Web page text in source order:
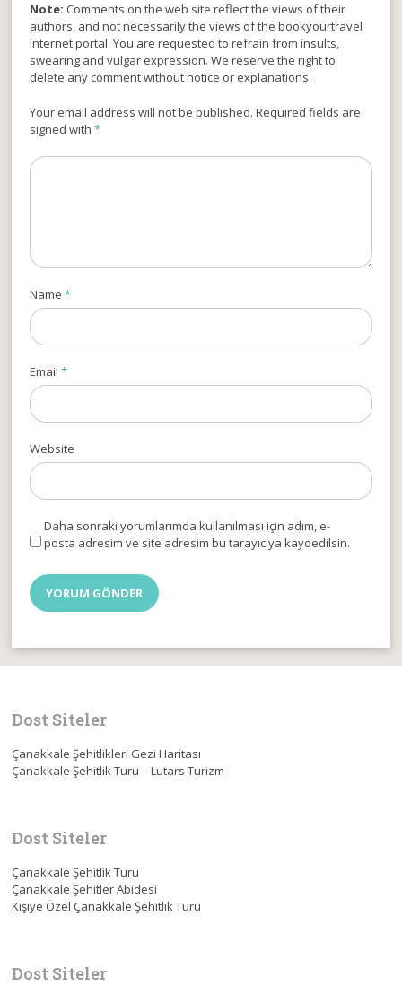
Note: Comments on the web site reflect the views of their
authors, and not necessarily the views of the bookyourtravel
internet portal. You are requested to refrain from insults,
swearing and vulgar expression. We reserve the right to
delete any comment without notice or explanations.
Your email address will not be published. Required fields are
signed with*
Name*
Email*
Website
Daha sonraki yorumlarımda kullanılması için adım, e-
posta adresim ve site adresim bu tarayıcıya kaydedilsin.
Dost Siteler
Çanakkale Şehitlikleri Gezi Haritası
Çanakkale Şehitlik Turu – Lutars Turizm
Dost Siteler
Çanakkale Şehitlik Turu
Çanakkale Şehitler Abidesi
Kişiye Özel Çanakkale Şehitlik Turu
Dost Siteler